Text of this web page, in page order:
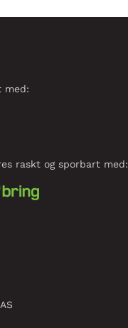
med:
raskt og sporbart med: